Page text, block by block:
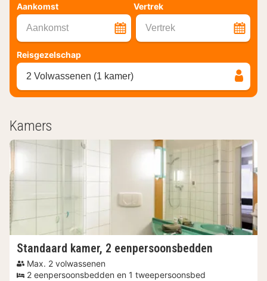
Aankomst Vertrek
Aankomst Vertrek
Reisgezelschap
2 Volwassenen (1 kamer)
Kamers
Standaard kamer, 2 eenpersoonsbedden
Max. 2 volwassenen
2 eenpersoonsbedden en 1 tweepersoonsbed